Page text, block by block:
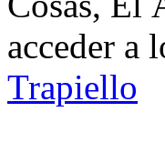
acceder a
Trapiello